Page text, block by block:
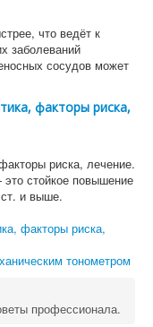
что ведёт к
заболеваний
сосудов может
факторы риска,
риска, лечение.
это стойкое повышение
и выше.
факторы риска,
тонометром
профессионала.